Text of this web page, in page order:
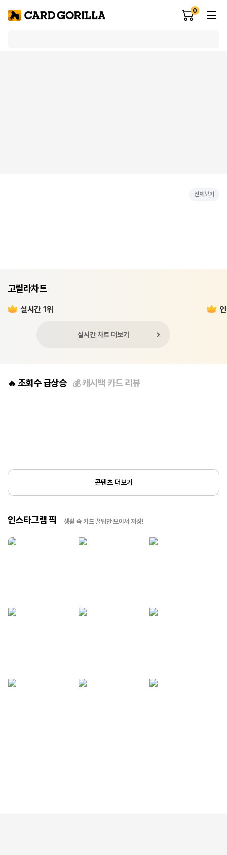
0
전체보기
고릴라차트
실시간 1위
실시간 차트 더보기
🔥 조회수 급상승 💰캐시백 카드 리뷰
콘텐츠 더보기
인스타그램 픽 생활 속 카드 꿀팁만 모아서 저장!